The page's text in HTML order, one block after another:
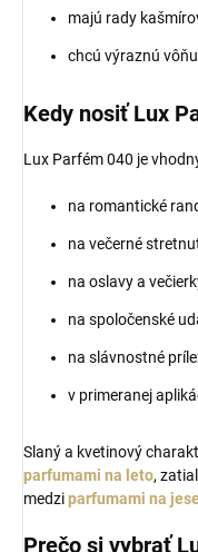
majú rady
chcú výraznú
Kedy nosiť Lux
Lux Parfém 040 je
na romantické
na večerné
na oslavy a
na spoločenské
na slávnostné
v primeranej
Slaný a kvetinový
parfumami na leto,
medziparfumami na
Prečo si vybrať